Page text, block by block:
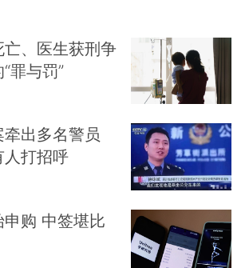
、医生获刑争
罪与罚”
出多名警员
人打招呼
购 中签堪比